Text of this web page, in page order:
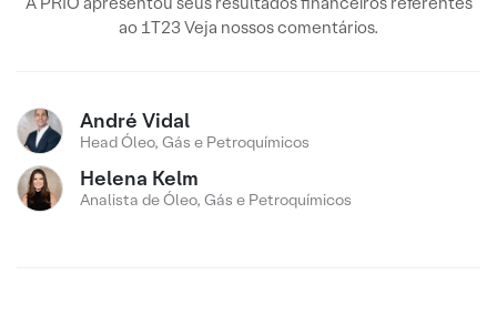
ao 1T23 Veja nossos comentários.
André Vidal
Head Óleo, Gás e Petroquímicos
Helena Kelm
Analista de Óleo, Gás e Petroquímicos